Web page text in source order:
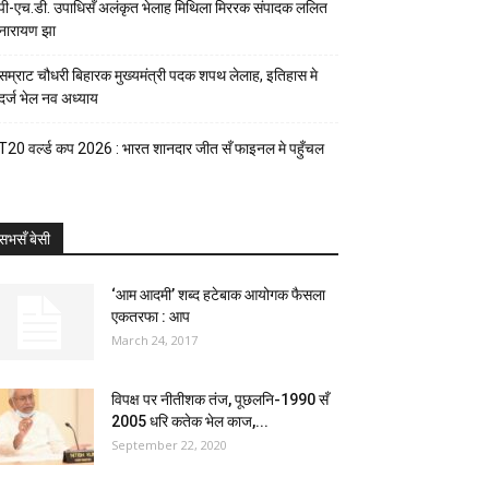
एच.डी. उपाधिसँ अलंकृत भेलाह मिथिला मिररक संपादक ललित
झा
चौधरी बिहारक मुख्यमंत्री पदक शपथ लेलाह, इतिहास मे
भेल नव अध्याय
वर्ल्ड कप 2026 : भारत शानदार जीत सँ फाइनल मे पहुँचल
बेसी
‘आम आदमी’ शब्द हटेबाक आयोगक फैसला
एकतरफा : आप
March 24, 2017
विपक्ष पर नीतीशक तंज, पूछलनि-1990 सँ
2005 धरि कतेक भेल काज,...
September 22, 2020